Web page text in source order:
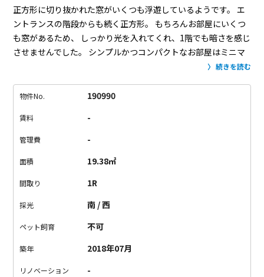
正方形に切り抜かれた窓がいくつも浮遊しているようです。
エ
ントランスの階段からも続く正方形。
もちろんお部屋にいくつ
も窓があるため、
しっかり光を入れてくれ、1階でも暗さを感じ
させませんでした。
シンプルかつコンパクトなお部屋はミニマ
ストレスのない快適
プラスされています。しかも何が良いって、やっぱりこの物件
メトロ有楽町線」が使え、人気の街に住めるんですから。
に埋まってしまう人気物件、お問い合わせはお早めに。。。
槽無し）
・収納はございません
続きを読む
物件No. 190990
賃料 -
管理費 -
面積 19.38㎡
間取り 1R
採光 南 / 西
ペット飼育 不可
築年 2018年07月
リノベーション -